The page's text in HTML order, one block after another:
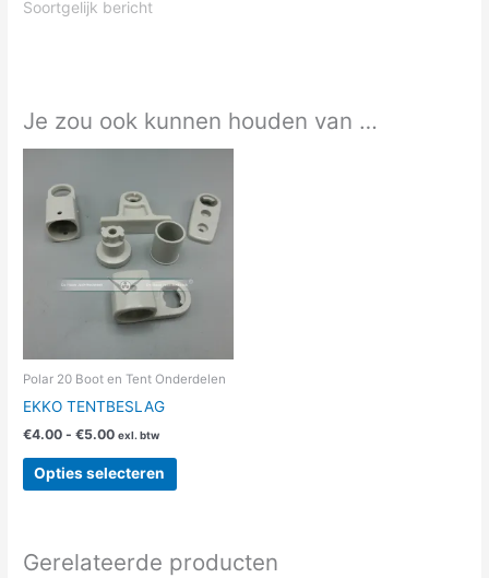
Soortgelijk bericht
Je zou ook kunnen houden van …
Polar 20 Boot en Tent Onderdelen
EKKO TENTBESLAG
€4.00 - €5.00
tot
€5.00
exl. btw
Opties selecteren
heeft
meerdere
variaties.
Deze
optie
worden
Gerelateerde producten